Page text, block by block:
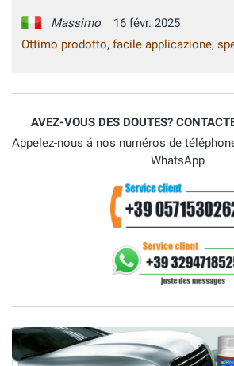
Massimo
16 févr. 2025
Ottimo prodotto, facile applicazione,
AVEZ-VOUS DES DOUTES?
Appelez-nous á nos numéros de
WhatsApp